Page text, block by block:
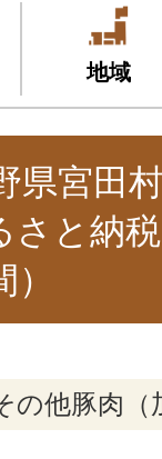
地域
県宮田
さと納
の他豚肉（